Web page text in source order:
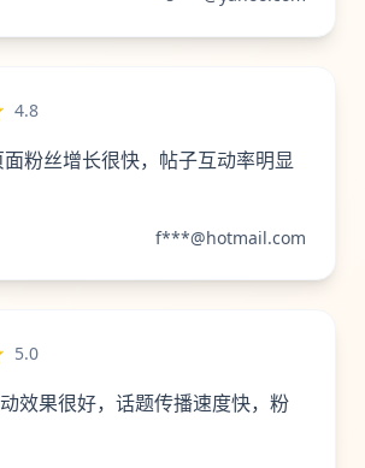
4.8
粉丝增长很快，帖子互动率明显
f***@hotmail.com
5.0
效果很好，话题传播速度快，粉